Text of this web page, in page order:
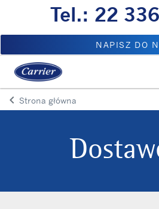
Tel.: 22
NAPISZ DO
keyboard_arrow_leftArrow back
Strona główna